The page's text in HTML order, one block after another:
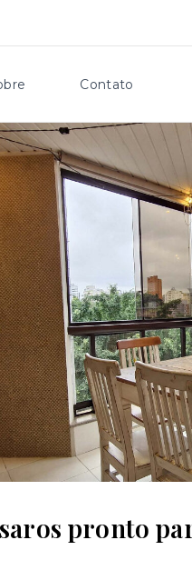
Contato
pronto